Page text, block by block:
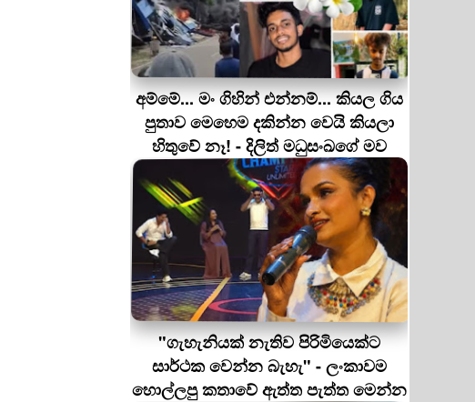
අම්මේ... මං ගිහින් එන්නම්... කියල ගිය
පුතාව මෙහෙම දකින්න වෙයි කියලා
හිතුවේ නෑ! - දිලිත් මධුසංඛගේ මව
"ගැහැනියක් නැතිව පිරිමියෙක්ට
සාර්ථක වෙන්න බැහැ" - ලංකාවම
හොල්ලපු කතාවේ ඇත්ත පැත්ත මෙන්න